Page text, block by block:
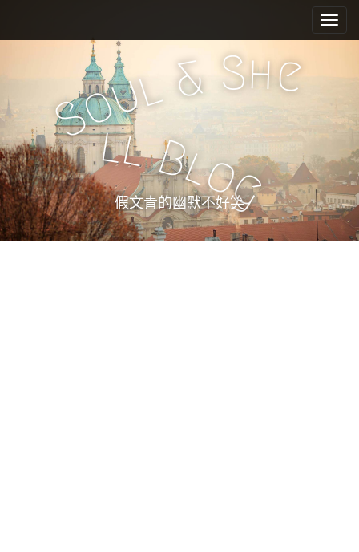
e
n
u
i
c
n
t
e
n
t
S
oul & She
llBlog
假文青的幽默不好笑